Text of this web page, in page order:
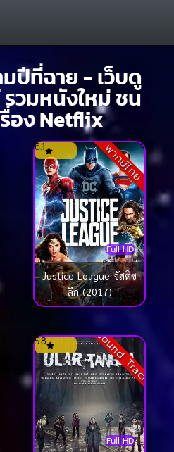
ปีที่ฉาย - เว็บดู
วมหนังใหม่ ชน
รื่อง Netflix
พากย์ไทย
Full HD
6.1
Justice League จัสติซ
ลีก (2017)
Sound Track
Full HD
5.8